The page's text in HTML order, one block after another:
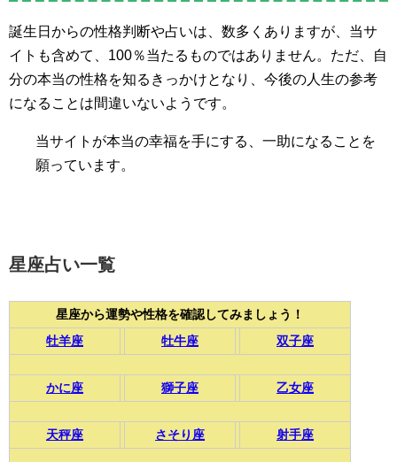
誕生日からの性格判断や占いは、数多くありますが、当サ
イトも含めて、100％当たるものではありません。ただ、自
分の本当の性格を知るきっかけとなり、今後の人生の参考
になることは間違いないようです。
当サイトが本当の幸福を手にする、一助になることを
願っています。
星座占い一覧
星座から運勢や性格を確認してみましょう！
牡羊座
牡牛座 双子座
かに座 獅子座 乙女座
天秤座 さそり座 射手座